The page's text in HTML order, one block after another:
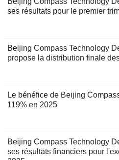
ses résultats pour le premier
Beijing Compass Technology
propose la distribution finale
Le bénéfice de Beijing
119% en 2025
Beijing Compass Technology
ses résultats financiers pour